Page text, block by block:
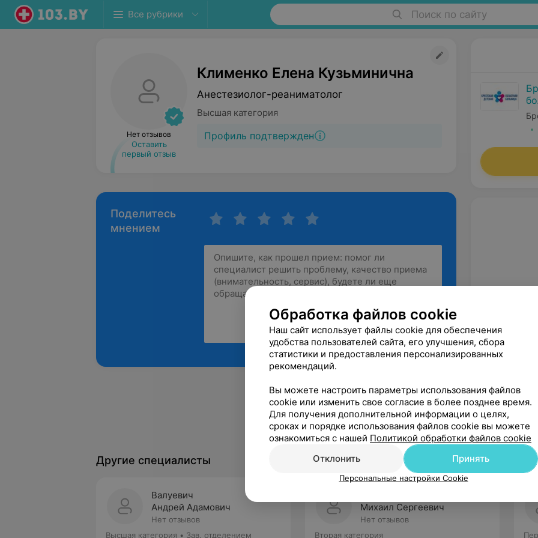
Все рубрики Поиск по сайту
Нет отзывов
Оставить
первый отзыв
Клименко Елена Кузьминична
Анестезиолог-реаниматолог
Высшая категория
Профиль подтвержден
Поделитесь
мнением
Рекомендую
Другие специалисты
Валуевич
Андрей Адамович
Нет отзывов
Высшая категория • Зав. отделением
Михаил Сергеевич
Нет отзывов
Вторая категория
Обработка файлов cookie
Наш сайт использует файлы cookie для обеспечения
удобства пользователей сайта, его улучшения, сбора
статистики и предоставления персонализированных
рекомендаций.
Вы можете настроить параметры использования файлов
cookie или изменить свое согласие в более позднее время.
Для получения дополнительной информации о целях,
сроках и порядке использования файлов cookie вы можете
ознакомиться с нашей Политикой обработки файлов cookie
Отклонить
Принять
Персональные настройки Cookie